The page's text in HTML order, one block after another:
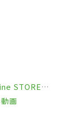
（期間限定オー
STORE
画